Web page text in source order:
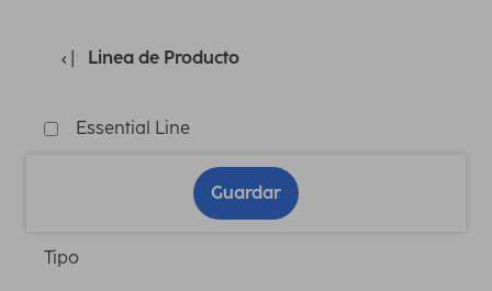
Linea de Producto
Essential Line
Guardar
Tipo